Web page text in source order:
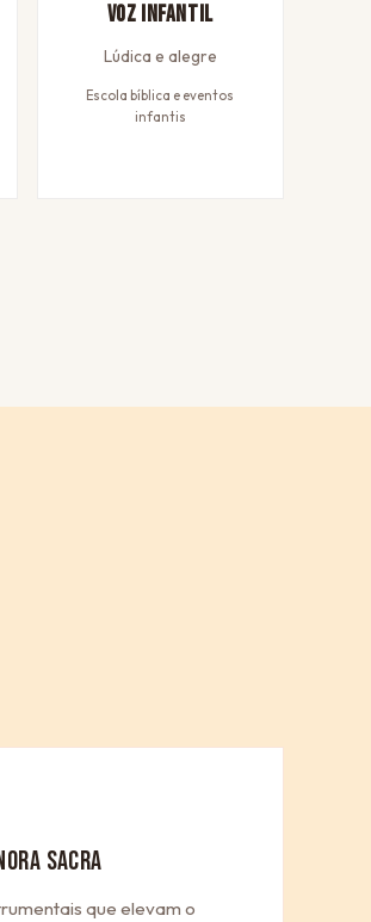
Voz Infantil
Lúdica e alegre
Escola bíblica e eventos
infantis
SACRA
que elevam o